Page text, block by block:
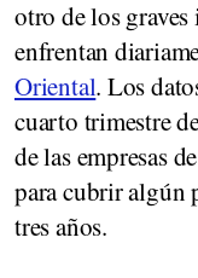
otro de los graves
enfrentan
Oriental. Los
cuarto trimestre
de las empresas
para cubrir algún
tres años.